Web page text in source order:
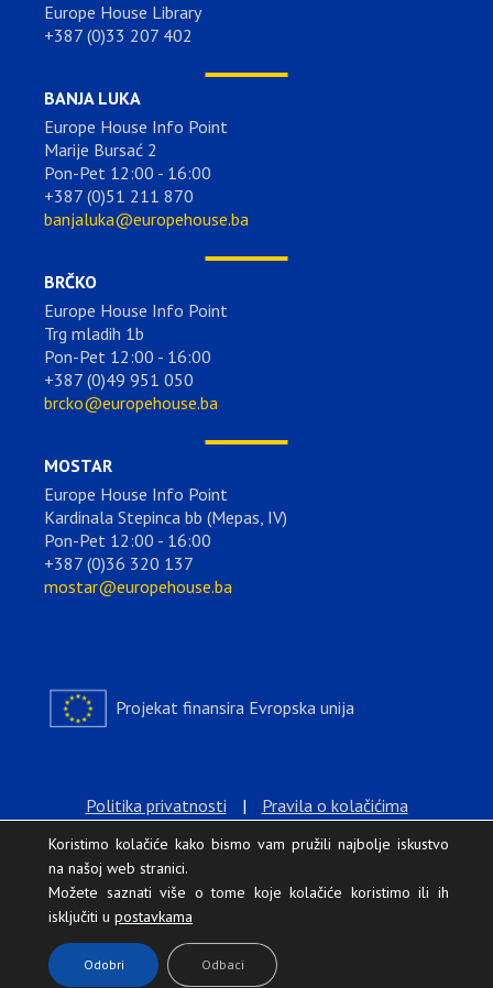
Europe House Library
+387 (0)33 207 402
BANJA LUKA
Europe House Info Point
Marije Bursać 2
Pon-Pet 12:00 - 16:00
+387 (0)51 211 870
banjaluka@europehouse.ba
BRČKO
Europe House Info Point
Trg mladih 1b
Pon-Pet 12:00 - 16:00
+387 (0)49 951 050
brcko@europehouse.ba
MOSTAR
Europe House Info Point
Kardinala Stepinca bb (Mepas, IV)
Pon-Pet 12:00 - 16:00
+387 (0)36 320 137
mostar@europehouse.ba
Projekat finansira Evropska unija
Politika privatnosti | Pravila o kolačićima
Europe House © 2026 Sva prava zadržana.
Koristimo kolačiće kako bismo vam pružili najbolje iskustvo
na našoj web stranici.
Možete saznati više o tome koje kolačiće koristimo ili ih
isključiti u postavkama
.
Odobri Odbaci